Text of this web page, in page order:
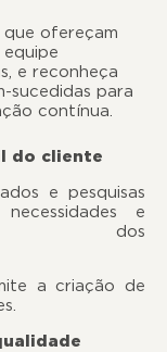
que ofereçam
e reconheça
sucedidas para
contínua.
do cliente
e pesquisas
e
dos
a criação de